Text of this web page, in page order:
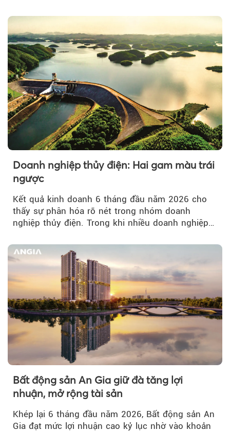
Doanh nghiệp thủy điện: Hai gam màu trái
ngược
Kết quả kinh doanh 6 tháng đầu năm 2026 cho
thấy sự phân hóa rõ nét trong nhóm doanh
nghiệp thủy điện. Trong khi nhiều doanh nghiệp
Bất động sản An Gia giữ đà tăng lợi
nhuận, mở rộng tài sản
Khép lại 6 tháng đầu năm 2026, Bất động sản An
Gia đạt mức lợi nhuận cao kỷ lục nhờ vào khoản